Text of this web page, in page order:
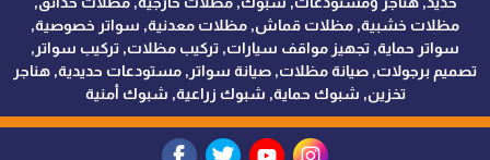
مظلات خشبية, مظلات قماش, مظلات معدنية, سواتر خصوصية,
سواتر حماية, تجهيز مواقف سيارات, تركيب مظلات, تركيب سواتر,
تصميم برجولات, صيانة مظلات, صيانة سواتر, مستودعات حديدية, هناجر
تخزين, شبوك حماية, شبوك زراعية, شبوك أمنية